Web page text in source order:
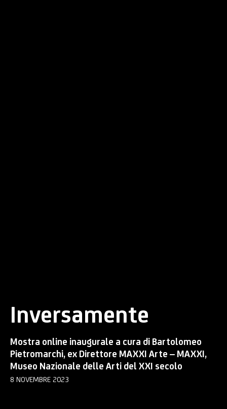
Inversamente
Mostra online inaugurale a cura di Bartolomeo
Pietromarchi, ex Direttore MAXXI Arte – MAXXI,
Museo Nazionale delle Arti del XXI secolo
8 NOVEMBRE 2023